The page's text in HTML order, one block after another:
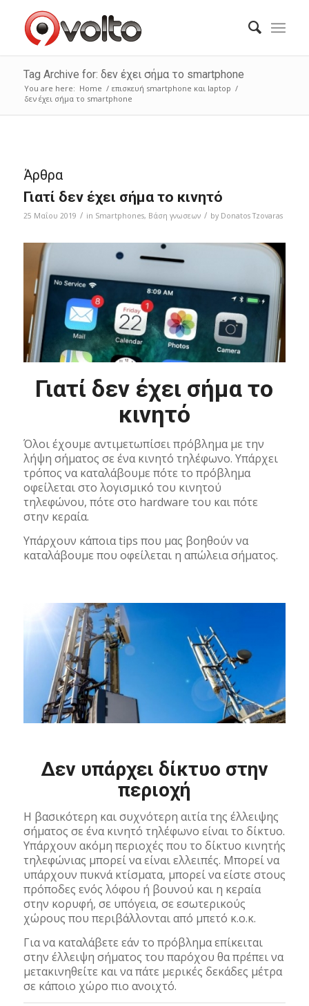
Tag Archive for: δεν έχει σήμα το smartphone
You are here: Home / επισκευή smartphone και laptop /
δεν έχει σήμα το smartphone
Άρθρα
Γιατί δεν έχει σήμα το κινητό
25 Μαΐου 2019 / in Smartphones, Bάση γνωσεων / by Donatos Tzovaras
Γιατί δεν έχει σήμα το
κινητό
Όλοι έχουμε αντιμετωπίσει πρόβλημα με την
λήψη σήματος σε ένα κινητό τηλέφωνο. Υπάρχει
τρόπος να καταλάβουμε πότε το πρόβλημα
οφείλεται στο λογισμικό του κινητού
τηλεφώνου, πότε στο hardware του και πότε
στην κεραία.
Υπάρχουν κάποια tips που μας βοηθούν να
καταλάβουμε που οφείλεται η απώλεια σήματος.
Δεν υπάρχει δίκτυο στην
περιοχή
Η βασικότερη και συχνότερη αιτία της έλλειψης
σήματος σε ένα κινητό τηλέφωνο είναι το δίκτυο.
Υπάρχουν ακόμη περιοχές που το δίκτυο κινητής
τηλεφώνιας μπορεί να είναι ελλειπές. Μπορεί να
υπάρχουν πυκνά κτίσματα, μπορεί να είστε στους
πρόποδες ενός λόφου ή βουνού και η κεραία
στην κορυφή, σε υπόγεια, σε εσωτερικούς
χώρους που περιβάλλονται από μπετό κ.ο.κ.
Για να καταλάβετε εάν το πρόβλημα επίκειται
στην έλλειψη σήματος του παρόχου θα πρέπει να
μετακινηθείτε και να πάτε μερικές δεκάδες μέτρα
σε κάποιο χώρο πιο ανοιχτό.